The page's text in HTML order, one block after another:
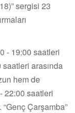
sergisi 23
- 19:00 saatleri
arasında
hem de
22:00 saatleri
Çarşamba”